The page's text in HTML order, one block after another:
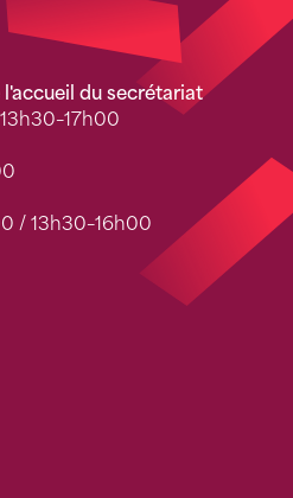
du secrétariat
/ 13h30–16h00